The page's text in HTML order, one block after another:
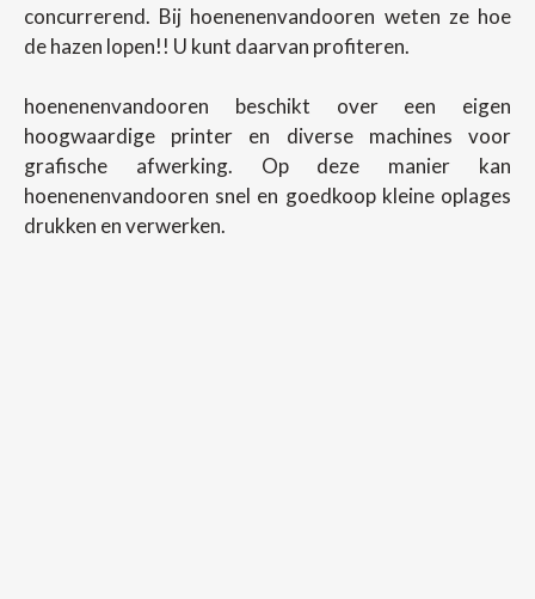
concurrerend. Bij hoenenenvandooren weten ze hoe
de hazen lopen!! U kunt daarvan profiteren.
hoenenenvandooren beschikt over een eigen
hoogwaardige printer en diverse machines voor
grafische afwerking. Op deze manier kan
hoenenenvandooren snel en goedkoop kleine oplages
drukken en verwerken.